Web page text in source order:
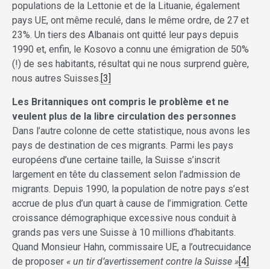
populations de la Lettonie et de la Lituanie, également
pays UE, ont même reculé, dans le même ordre, de 27 et
23%. Un tiers des Albanais ont quitté leur pays depuis
1990 et, enfin, le Kosovo a connu une émigration de 50%
(!) de ses habitants, résultat qui ne nous surprend guère,
nous autres Suisses.[3]
Les Britanniques ont compris le problème et ne
veulent plus de la libre circulation des personnes
Dans l’autre colonne de cette statistique, nous avons les
pays de destination de ces migrants. Parmi les pays
européens d’une certaine taille, la Suisse s’inscrit
largement en tête du classement selon l’admission de
migrants. Depuis 1990, la population de notre pays s’est
accrue de plus d’un quart à cause de l’immigration. Cette
croissance démographique excessive nous conduit à
grands pas vers une Suisse à 10 millions d’habitants.
Quand Monsieur Hahn, commissaire UE, a l’outrecuidance
de proposer « un tir d’avertissement contre la Suisse »[4]